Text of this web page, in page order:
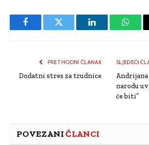
FacebookTwitter LinkedIn
PRETHODNI ČLANAK
Dodatni stres za trudnice
SLJEDEĆI
Andrijana
narodu
će biti”
POVEZANIČLANCI